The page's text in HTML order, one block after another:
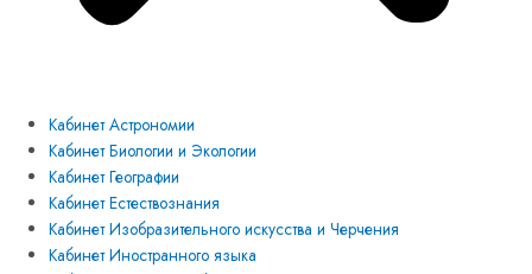
Кабинет Астрономии
Кабинет Биологии и Экологии
Кабинет Географии
Кабинет Естествознания
Кабинет Изобразительного искусства и Черчения
Кабинет Иностранного языка